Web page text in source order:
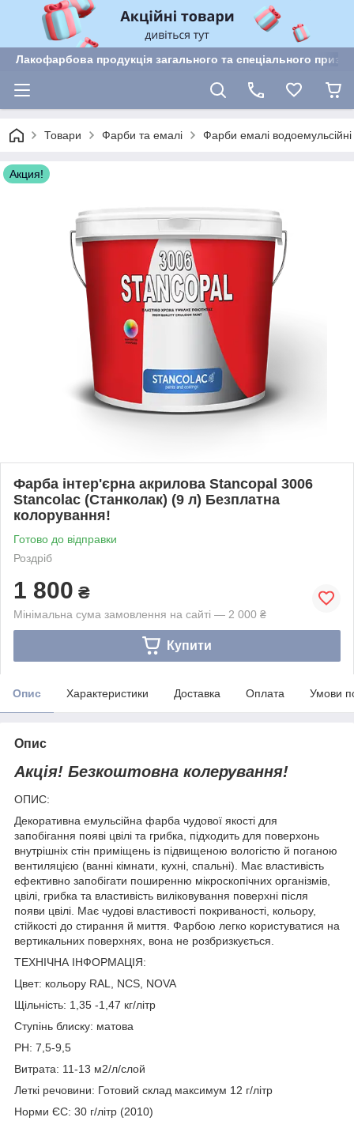
Лакофарбова продукція загального та спеціального
Товари Фарби та емалі Фарби емалі водоемульсійні
Акция!
Фарба інтер'єрна акрилова Stancopal 3006
Stancolac (Станколак) (9 л) Безплатна
колорування!
Готово до відправки
Роздріб
1 800 ₴
Мінімальна сума замовлення на сайті — 2 000 ₴
Купити
Опис Характеристики Доставка Оплата Умови
Опис
Акція! Безкоштовна колерування!
ОПИС:
Декоративна емульсійна фарба чудової якості для
запобігання появі цвілі та грибка, підходить для поверхонь
внутрішніх стін приміщень із підвищеною вологістю й поганою
вентиляцією (ванні кімнати, кухні, спальні). Має властивість
ефективно запобігати поширенню мікроскопічних організмів,
цвілі, грибка та властивість виліковування поверхні після
появи цвілі. Має чудові властивості покриваності, кольору,
стійкості до стирання й миття. Фарбою легко користуватися на
вертикальних поверхнях, вона не розбризкується.
ТЕХНІЧНА ІНФОРМАЦІЯ:
Цвет: кольору RAL, NCS, NOVA
Щільність: 1,35 -1,47 кг/літр
Ступінь блиску: матова
PH: 7,5-9,5
Витрата: 11-13 м2/л/слой
Леткі речовини: Готовий склад максимум 12 г/літр
Норми ЄС: 30 г/літр (2010)